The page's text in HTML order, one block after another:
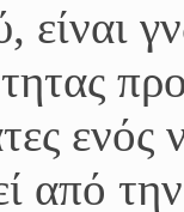
είναι
από